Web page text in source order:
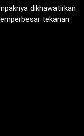
dikhawatirkan
tekanan